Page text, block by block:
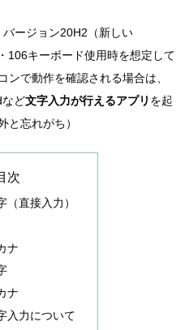
ージョン20H2（新しい
106キーボード使用時を想定して
で動作を確認される場合は、
など文字入力が行えるアプリ を起
と忘れがち）
次
（直接入力）
ナ
ナ
入力について